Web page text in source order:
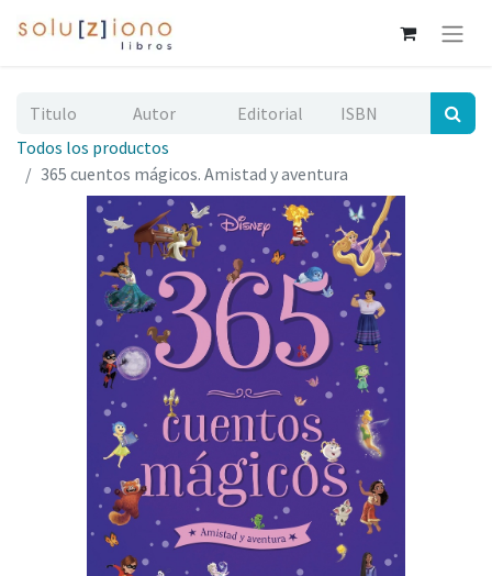
Todos los productos
365 cuentos mágicos. Amistad y aventura